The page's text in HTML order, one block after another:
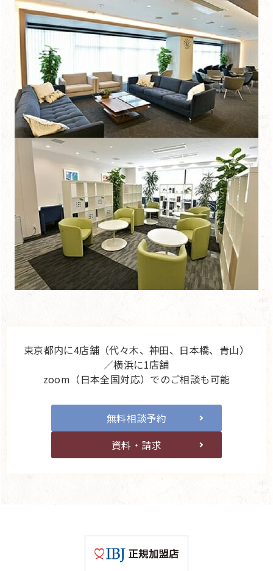
東京都内に4店舗（代々木、神田、日本橋、青山）
／横浜に1店舗
zoom（日本全国対応）でのご相談も可能
無料相談予約
資料・請求